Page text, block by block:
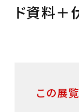
ド資料
この展